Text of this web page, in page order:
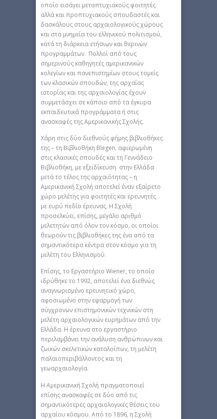
οποίο εισάγει μεταπτυχιακούς φοιτητές
αλλά και προπτυχιακούς σπουδαστές και
δασκάλους στους αρχαιολογικούς χώρους
και στα μνημεία του ελληνικού πολιτισμού,
κατά τη διάρκεια ετήσιων και θερινών
προγραμμάτων. Πολλοί από τους
σημερινούς καθηγητές αμερικανικών
κολεγίων και πανεπιστημίων στους τομείς
των κλασικών σπουδών, της αρχαίας
ιστορίας και της αρχαιολογίας έχουν
συμμετάσχει σε κάποιο από τα έγκυρα
εκπαιδευτικά προγράμματα ή στις
ανασκαφές της Αμερικανικής Σχολής.
Χάρη στις δύο διεθνούς φήμης βιβλιοθήκες
της – τη Βιβλιοθήκη Blegen, αφιερωμένη
στις κλασικές σπουδές και τη Γεννάδειο
Βιβλιοθήκη, με εξειδίκευση στην Ελλάδα
μετά το τέλος της αρχαιότητας – η
Αμερικανική Σχολή αποτελεί έναν εξαίρετο
χώρο μελέτης για φοιτητές και ερευνητές
με ευρύ πεδίο έρευνας. Η Σχολή
προσελκύει, επίσης, μεγάλο αριθμό
μελετητών από όλον τον κόσμο, οι οποίοι
θεωρούν τις βιβλιοθήκες της ένα από τα
σημαντικότερα κέντρα στον κόσμο για τη
μελέτη του Ελληνισμού.
Επίσης, το Εργαστήριο Wiener, το οποίο
ιδρύθηκε το 1992, αποτελεί ένα διεθνώς
αναγνωρισμένο ερευνητικό χώρο,
αφοσιωμένο στην εφαρμογή των
σύγχρονων επιστημονικών τεχνικών στη
μελέτη αρχαιολογικών ευρημάτων από την
Ελλάδα. Η έρευνα στο εργαστήριο
περιλαμβάνει την ανάλυση ανθρώπινων και
ζωικών σκελετικών καταλοίπων, τη μελέτη
παλαιοπεριβάλλοντος και τη
γεωαρχαιολογία.
H Αμερικανική Σχολή πραγματοποιεί
επίσης ανασκαφές σε δύο από τις
σημαντικότερες αρχαιολογικές θέσεις του
αρχαίου κόσμου. Από το 1896, η Σχολή